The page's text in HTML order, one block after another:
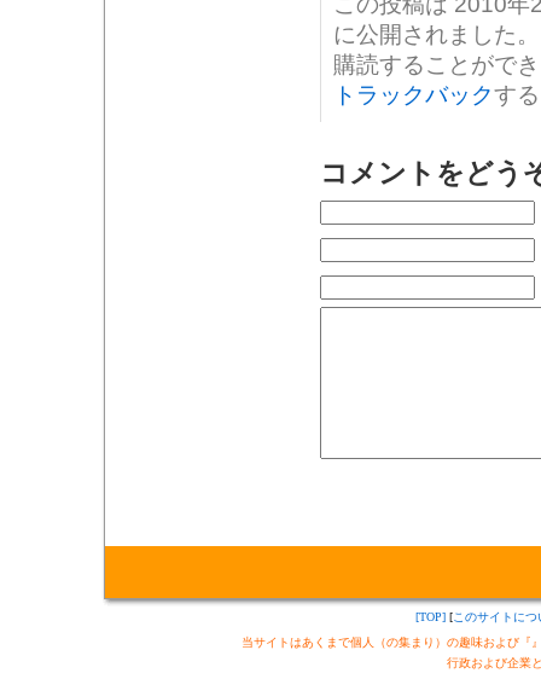
に公開されました
購読することがで
トラックバックす
コメントをどう
[TOP] [このサイトにつ
当サイトはあくまで個人（の集まり）の趣味および『
行政および企業